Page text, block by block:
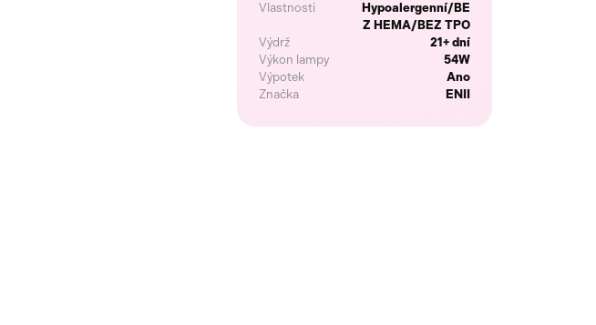
Vlastnosti
Hypoalergenní/BE
Z HEMA/BEZ TPO
Výdrž
21+ dní
Výkon lampy
54W
Výpotek
Ano
Značka
ENII